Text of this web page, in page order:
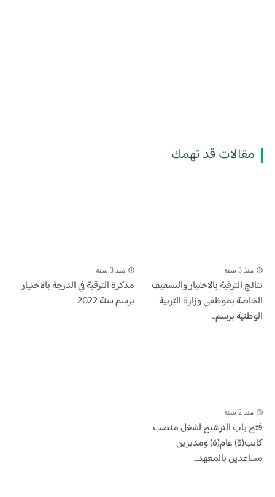
مقالات قد تهمك
منذ 3 سنة
​نتائج الترقية بالاختيار والتسقيف
الخاصة بموظفي وزارة التربية
الوطنية برسم...
منذ 3 سنة
مذكرة الترقية في الدرجة بالاختيار
برسم سنة 2022
منذ 2 سنة
فتح باب الترشيح لشغل منصب
كاتب(ة) عام(ة) ومديرين
مساعدين بالمعهد...